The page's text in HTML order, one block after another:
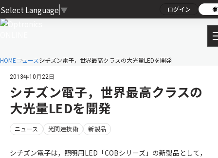
Select Language ▼ ログイン
HOMEニュースシチズン電子，世界最高クラスの大光量LEDを開発
2013年10月22日
シチズン電子，世界最高クラスの
大光量LEDを開発
ニュース 光関連技術 新製品
シチズン電子は，照明用LED「COBシリーズ」の新製品として，